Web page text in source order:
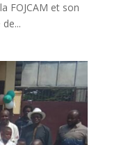
FOJCAM et son